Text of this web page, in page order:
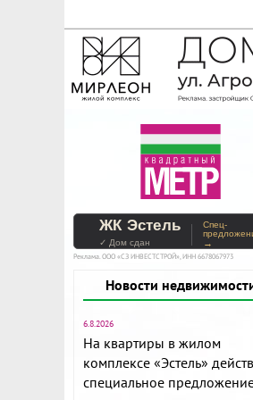
На Метре
Помогайте
ЖК Эстель
✓ Дом сдан
Спец-
→
Реклама. ООО «СЗ ИНВЕСТСТРОЙ», ИНН 6678067973
Новости
6.8.2026
На квартиры в жилом
комплексе «Эстель»
специальное